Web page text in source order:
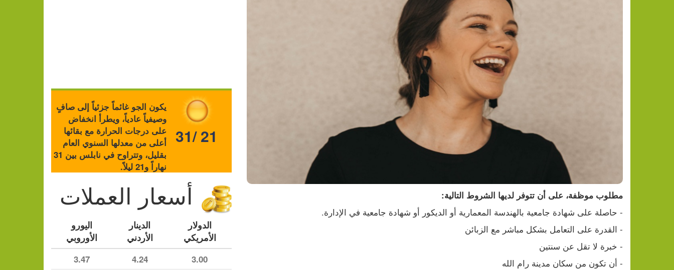
فيديو.. مستوطنون يسرقون المياه جنوب نابلس
مطلوب موظفة، على أن تتوفر لديها الشروط التالية:
- حاصلة على شهادة جامعية بالهندسة المعمارية أو الديكور أو شهادة جامعية في الإدارة.
- القدرة على التعامل بشكل مباشر مع الزبائن
- خبرة لا تقل عن سنتين
- أن تكون من سكان مدينة رام الله
يكون الجو غائماً جزئياً إلى صافٍ
وصيفياً عادياً، ويطرأ انخفاض
على درجات الحرارة مع بقائها
أعلى من معدلها السنوي العام
بقليل، وتتراوح في نابلس بين 31
نهاراً و21 ليلاً.
31/ 21
أسعار العملات
الدولار
الأمريكي
الدينار
الأردني
اليورو
الأوروبي
3.00
4.24
3.47